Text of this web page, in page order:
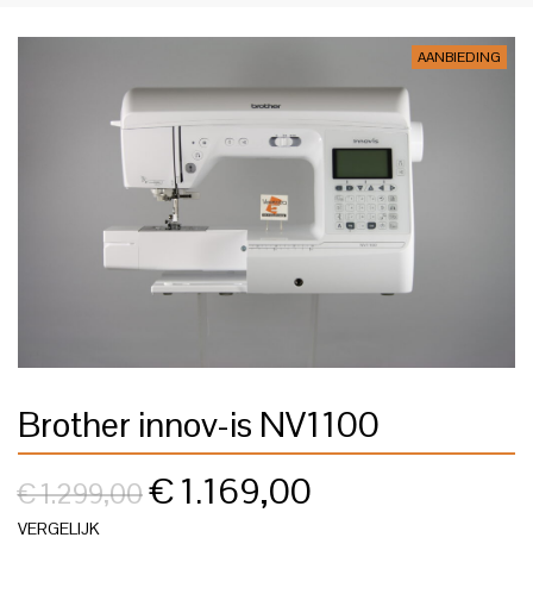
AANBIEDING
Brother innov-is NV1100
€1.299,00 €1.169,00
VERGELIJK